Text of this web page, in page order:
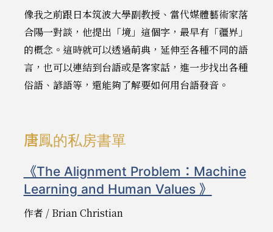
像我之前跟日本筑波大學副教授、當代媒體藝術家落
合陽一對談，他提出「境」這個字，最早有「疆界」
的概念。這時就可以透過萌典，延伸至各種不同的語
言，也可以連結到台語或是客家話，進一步找出各種
俗語、諺語等，還能夠了解要如何用台語發音。
唐鳳的私房書單
《The Alignment Problem：Machine
Learning and Human Values 》
作者 / Brian Christian